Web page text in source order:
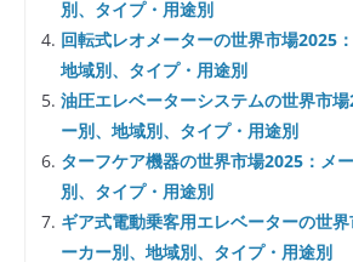
別、タイプ・用途別
回転式レオメーターの世界市場2025：
地域別、タイプ・用途別
油圧エレベーターシステムの世界市
ー別、地域別、タイプ・用途別
ターフケア機器の世界市場2025：メ
別、タイプ・用途別
ギア式電動乗客用エレベーターの世
ーカー別、地域別、タイプ・用途別